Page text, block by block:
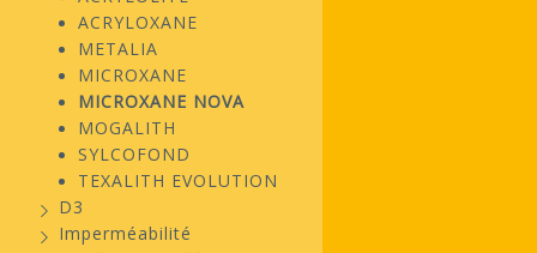
ACRYLOXANE
METALIA
MICROXANE
MICROXANE NOVA
MOGALITH
SYLCOFOND
TEXALITH EVOLUTION
D3
Imperméabilité